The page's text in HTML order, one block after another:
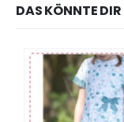
DAS KÖNNTE